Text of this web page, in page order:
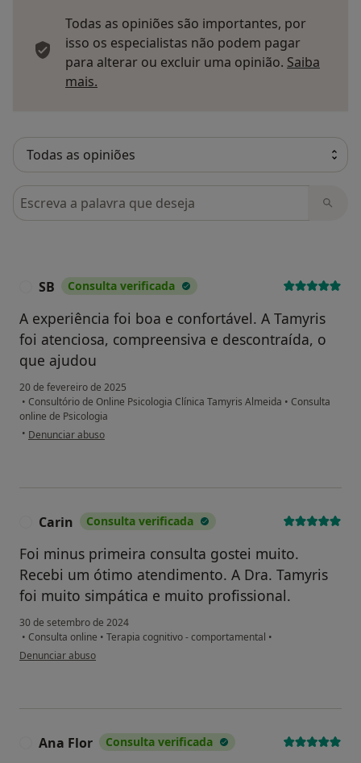
Todas as opiniões são importantes, por
isso os especialistas não podem pagar
para alterar ou excluir uma opinião. Saiba
mais.
Pesquisar em opiniões
SB Consulta verificada
A experiência foi boa e confortável. A Tamyris
foi atenciosa, compreensiva e descontraída, o
que ajudou
20 de fevereiro de 2025
• Consultório de Online Psicologia Clínica Tamyris Almeida • Consulta
online de Psicologia
• na opinião do utilizador SB
Denunciar abuso
Carin Consulta verificada
Foi minus primeira consulta gostei muito.
Recebi um ótimo atendimento. A Dra. Tamyris
foi muito simpática e muito profissional.
30 de setembro de 2024
• Consulta online • Terapia cognitivo - comportamental •
na opinião do utilizador Carin
Denunciar abuso
Ana Flor Consulta verificada